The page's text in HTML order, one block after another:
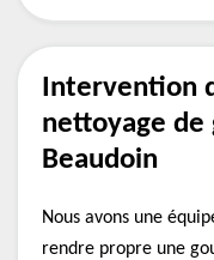
Intervention
nettoyage de
Beaudoin
Nous avons une
rendre propre une